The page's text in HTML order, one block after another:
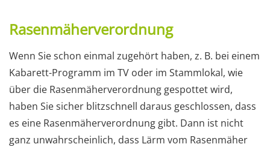
Rasenmäherverordnung
Wenn Sie schon einmal zugehört haben, z. B. bei einem
Kabarett-Programm im TV oder im Stammlokal, wie
über die Rasenmäherverordnung gespottet wird,
haben Sie sicher blitzschnell daraus geschlossen, dass
es eine Rasenmäherverordnung gibt. Dann ist nicht
ganz unwahrscheinlich, dass Lärm vom Rasenmäher